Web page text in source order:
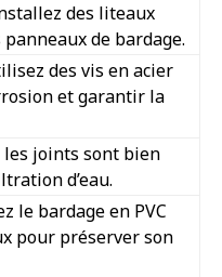
des liteaux
de bardage.
des vis en acier
et garantir la
les joints sont bien
d’eau.
le bardage en PVC
pour préserver son